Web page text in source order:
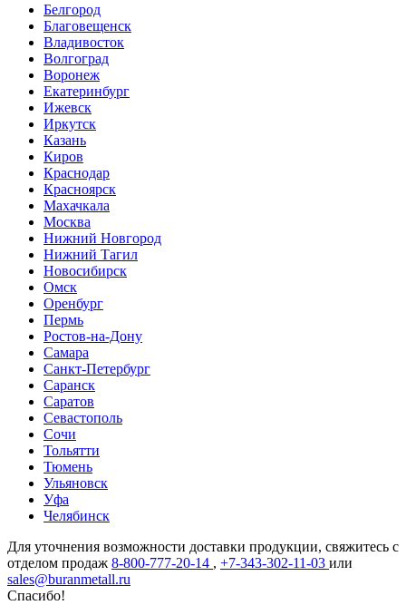
Белгород
Благовещенск
Владивосток
Волгоград
Воронеж
Екатеринбург
Ижевск
Иркутск
Казань
Киров
Краснодар
Красноярск
Махачкала
Москва
Нижний Новгород
Нижний Тагил
Новосибирск
Омск
Оренбург
Пермь
Ростов-на-Дону
Самара
Санкт-Петербург
Саранск
Саратов
Севастополь
Сочи
Тольятти
Тюмень
Ульяновск
Уфа
Челябинск
Для уточнения возможности доставки продукции, свяжитесь с
отделом продаж 8-800-777-20-14 , +7-343-302-11-03 или
sales@buranmetall.ru
Спасибо!